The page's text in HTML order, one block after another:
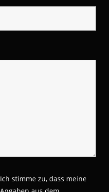
Ich stimme zu, dass meine